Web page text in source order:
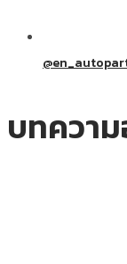
บทควา